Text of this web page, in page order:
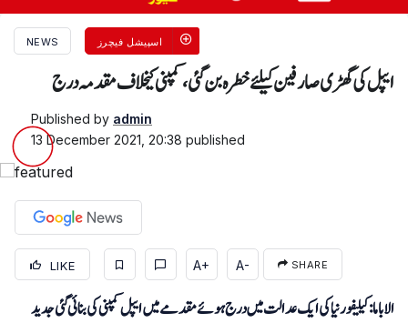
NEWS اسپیشل فیچرز
ایپل کی گھڑی صارفین کیلئے خطرہ بن گئی، کمپنی کیخلاف مقدمہ درج
Published by admin
13 December 2021, 20:38 published
LIKE A+ A- SHARE
الاباما: کیلیفورنیا کی ایک عدالت میں درج ہوئے مقدمے میں ایپل کمپنی کی بنائی گئی جدید